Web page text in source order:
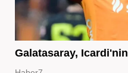
Galatasaray,